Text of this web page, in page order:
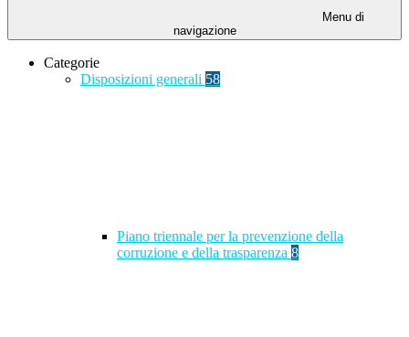
Menu di
navigazione
Categorie
Disposizioni generali 58
Piano triennale per la prevenzione della
corruzione e della trasparenza 8